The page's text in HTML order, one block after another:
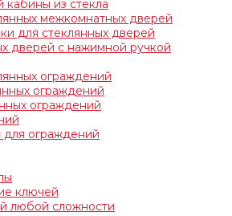
из стекла
межкомнатных дверей
для стеклянных дверей
дверей с нажимной ручкой
ограждений
ограждений
ограждений
для ограждений
ключей
любой сложности